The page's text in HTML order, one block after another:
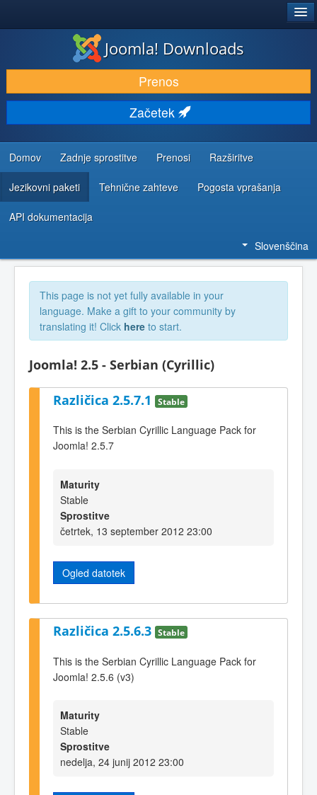
PRENESI IN RAZŠIRI
ODKRIJTE & IZVEJTE
SKUPNOST IN PODPORA
VIRI ZA RAZVIJALCE
Joomla! Downloads
Prenos
Začetek
Domov Zadnje sprostitve Prenosi Razširitve
Jezikovni paketi Tehnične zahteve Pogosta vprašanja
API dokumentacija
Slovenščina
This page is not yet fully available in your
language. Make a gift to your community by
translating it! Click here to start.
Joomla! 2.5 - Serbian (Cyrillic)
Različica 2.5.7.1 Stable
This is the Serbian Cyrillic Language Pack for
Joomla! 2.5.7
Maturity
Stable
Sprostitve
četrtek, 13 september 2012 23:00
Ogled datotek
Različica 2.5.6.3 Stable
This is the Serbian Cyrillic Language Pack for
Joomla! 2.5.6 (v3)
Maturity
Stable
Sprostitve
nedelja, 24 junij 2012 23:00